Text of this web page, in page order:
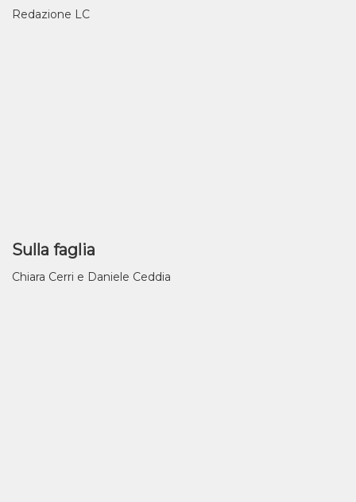
Redazione LC
Sulla faglia
Chiara Cerri e Daniele Ceddia